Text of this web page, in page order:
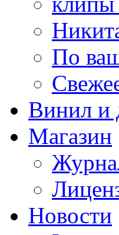
По
Винил и
Магазин
Новости